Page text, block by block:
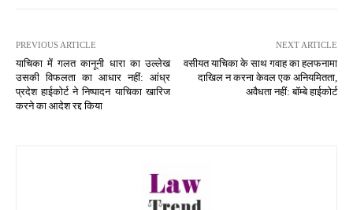
PREVIOUS ARTICLE
याचिका में गलत कानूनी धारा का उल्लेख
उसकी विफलता का आधार नहीं: आंध्र
प्रदेश हाईकोर्ट ने निष्पादन याचिका खारिज
करने का आदेश रद्द किया
NEXT ARTICLE
वसीयत याचिका के साथ गवाह का हलफनामा
दाखिल न करना केवल एक अनियमितता,
अवैधता नहीं: बॉम्बे हाईकोर्ट